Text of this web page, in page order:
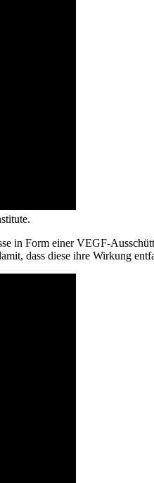
in Form einer VEGF-
dass diese ihre Wirkung